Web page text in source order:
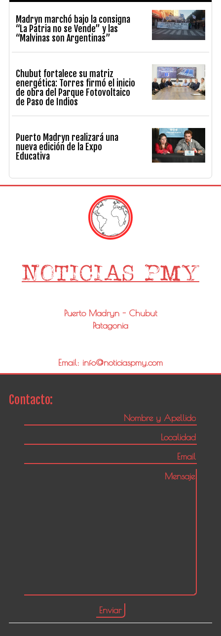
Madryn marchó bajo la consigna
“La Patria no se Vende” y las
“Malvinas son Argentinas”
Chubut fortalece su matriz
energética: Torres firmó el inicio
de obra del Parque Fotovoltaico
de Paso de Indios
Puerto Madryn realizará una
nueva edición de la Expo
Educativa
Puerto Madryn - Chubut
Patagonia
Email: info@noticiaspmy.com
Contacto: